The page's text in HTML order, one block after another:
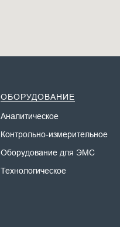
ОБОРУДОВАНИЕ
Аналитическое
Контрольно-измерительное
Оборудование для ЭМС
Технологическое